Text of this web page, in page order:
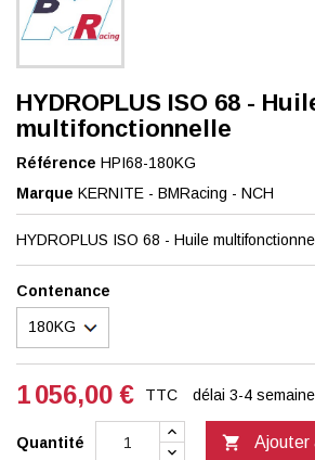
HYDROPLUS ISO 68 -
multifonctionnelle
Référence HPI68-180KG
Marque KERNITE - BMRacing - NCH
HYDROPLUS ISO 68 - Huile
Contenance
1 056,00 € TTC délai 3-4
Quantité  Ajouter